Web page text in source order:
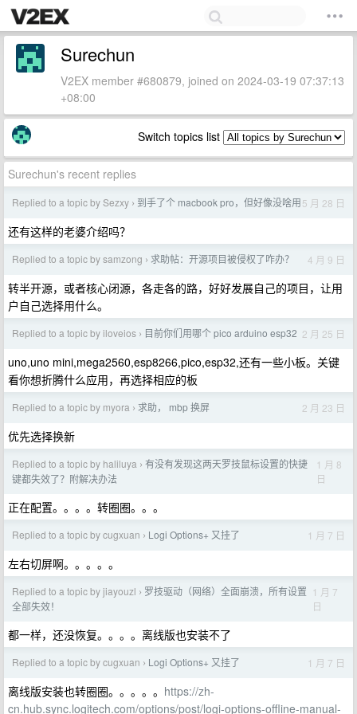
Surechun
V2EX member #680879, joined on 2024-03-19 07:37:13
+08:00
Switch topics list
Surechun's recent replies
Replied to a topic by Sezxy › 到手了个 macbook pro，但好像没啥用5 月 28 日
还有这样的老婆介绍吗？
Replied to a topic by samzong › 求助帖：开源项目被侵权了咋办？ 4 月 9 日
转半开源，或者核心闭源，各走各的路，好好发展自己的项目，让用
户自己选择用什么。
Replied to a topic by iloveios › 目前你们用哪个 pico arduino esp32 2 月 25 日
uno,uno mini,mega2560,esp8266,pico,esp32,还有一些小板。关键
看你想折腾什么应用，再选择相应的板
Replied to a topic by myora › 求助， mbp 换屏 2 月 23 日
优先选择换新
Replied to a topic by haliluya › 有没有发现这两天罗技鼠标设置的快捷
键都失效了？附解决办法
1 月 8
日
正在配置。。。。转圈圈。。。
Replied to a topic by cugxuan › Logi Options+ 又挂了 1 月 7 日
左右切屏啊。。。。。
Replied to a topic by jiayouzl › 罗技驱动（网络）全面崩溃，所有设置
全部失效！
1 月 7
日
都一样，还没恢复。。。。离线版也安装不了
Replied to a topic by cugxuan › Logi Options+ 又挂了 1 月 7 日
离线版安装也转圈圈。。。。。 https://zh-
cn.hub.sync.logitech.com/options/post/logi-options-offline-manual-